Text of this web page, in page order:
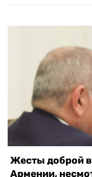
Жесты доброй
Армении,